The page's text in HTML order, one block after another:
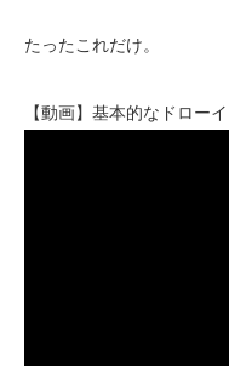
たったこれだけ。
【動画】基本的なドローイ